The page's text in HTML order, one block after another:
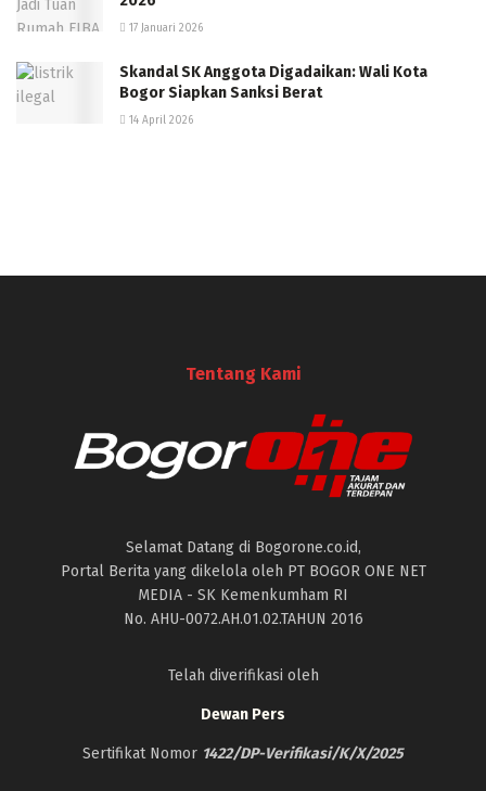
17 Januari 2026
Skandal SK Anggota Digadaikan: Wali Kota
Bogor Siapkan Sanksi Berat
14 April 2026
Tentang Kami
Selamat Datang di Bogorone.co.id,
Portal Berita yang dikelola oleh PT BOGOR ONE NET
MEDIA - SK Kemenkumham RI
No. AHU-0072.AH.01.02.TAHUN 2016
Telah diverifikasi oleh
Dewan Pers
Sertifikat Nomor 1422/DP-Verifikasi/K/X/2025